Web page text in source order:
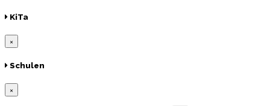
KiTa
×
Schulen
×